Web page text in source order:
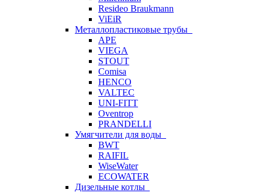
Resideo Braukmann
ViEiR
Металлопластиковые трубы
APE
VIEGA
STOUT
Comisa
HENCO
VALTEC
UNI-FITT
Oventrop
PRANDELLI
Умягчители для воды
BWT
RAIFIL
WiseWater
ECOWATER
Дизельные котлы